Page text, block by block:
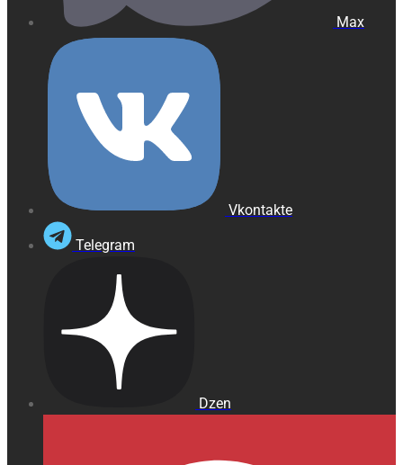
Max
Vkontakte
Telegram
Dzen